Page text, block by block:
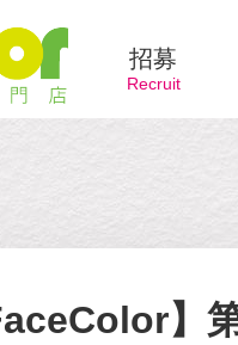
招募
】